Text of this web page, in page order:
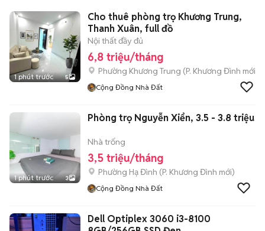
1 phút trước 5
Cho thuê phòng trọ Khương Trung,
Thanh Xuân, full đồ
Nội thất đầy đủ
6,8 triệu/tháng
Phường Khương Trung (P. Khương Đình mới)
Cộng Đồng Nhà Đất
1 phút trước 3
Phòng trọ Nguyễn Xiển, 3.5 - 3.8 triệu
Nhà trống
3,5 triệu/tháng
Phường Hạ Đình (P. Khương Đình mới)
Cộng Đồng Nhà Đất
Dell Optiplex 3060 i3-8100